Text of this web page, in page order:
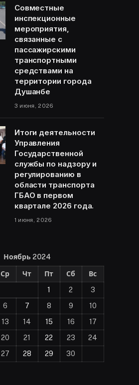
Совместные
инспекционные
мероприятия,
связанные с
пассажирскими
транспортными
средствами на
территории города
Душанбе
3 июня, 2026
Итоги деятельности
Управления
Государственной
службы по надзору и
регулированию в
области транспорта
ГБАО в первом
квартале 2026 года.
1 июня, 2026
Ноябрь 2024
Ср Чт Пт Сб
Вс
1
2
3
6 7 8 9
10
13 14 15 16
17
20 21 22 23
24
27 28 29 30